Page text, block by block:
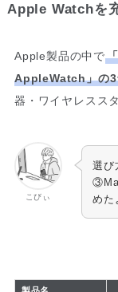
Apple Watchを
Apple製品の中で
AppleWatch」の3
器・ワイヤレスス
こびぃ
選び
めた